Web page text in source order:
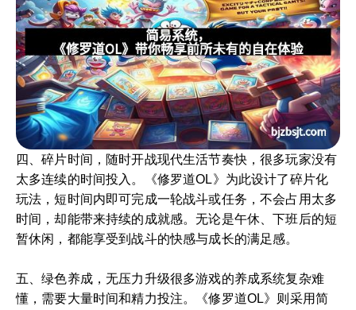
四、碎片时间，随时开战现代生活节奏快，很多玩家没有
太多连续的时间投入。《修罗道OL》为此设计了碎片化
玩法，短时间内即可完成一轮战斗或任务，不会占用太多
时间，却能带来持续的成就感。无论是午休、下班后的短
暂休闲，都能享受到战斗的快感与成长的满足感。
五、绿色养成，无压力升级很多游戏的养成系统复杂难
懂，需要大量时间和精力投注。《修罗道OL》则采用简